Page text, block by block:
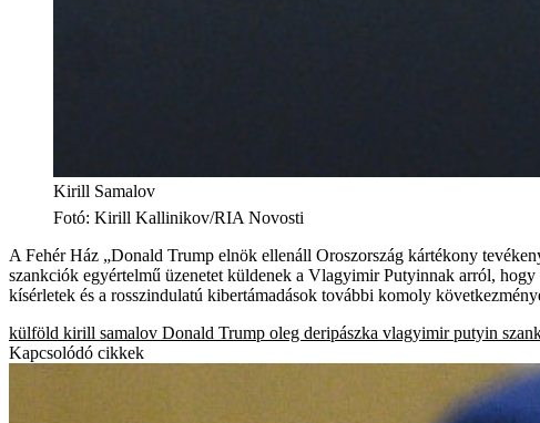
Kirill Samalov
Fotó: Kirill Kallinikov/RIA Novosti
A Fehér Ház „Donald Trump elnök ellenáll Oroszország kártékony
szankciók egyértelmű üzenetet küldenek a Vlagyimir Putyinnak arról,
kísérletek és a rosszindulatú kibertámadások további komoly
külföld kirill samalov Donald Trump oleg deripászka vlagyimir putyin
Kapcsolódó cikkek